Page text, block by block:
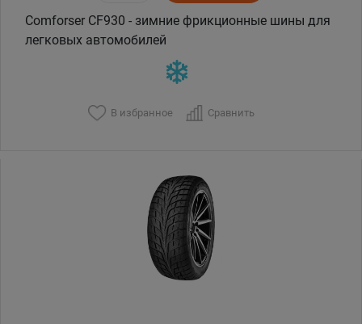
Comforser CF930 - зимние фрикционные шины для
легковых автомобилей
В избранное Сравнить